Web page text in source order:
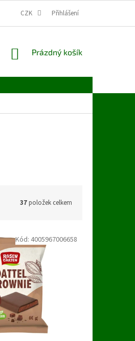
CZK Přihlášení
NÁKUPNÍ
Prázdný košík
37položek celkem
Kód: 4005967006658